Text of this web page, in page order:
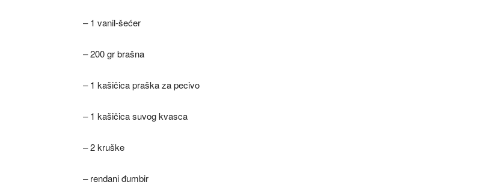
– 1 vanil-šećer
– 200 gr brašna
– 1 kašičica praška za pecivo
– 1 kašičica suvog kvasca
– 2 kruške
– rendani đumbir